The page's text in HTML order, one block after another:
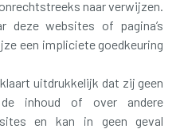
naar verwijzen.
deze websites of pagina’s
een impliciete goedkeuring
uitdrukkelijk dat zij geen
inhoud of over andere
en kan in geen geval